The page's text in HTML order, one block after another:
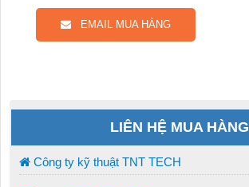
EMAIL MUA HÀNG
LIÊN HỆ MUA HÀNG
Công ty kỹ thuật TNT TECH